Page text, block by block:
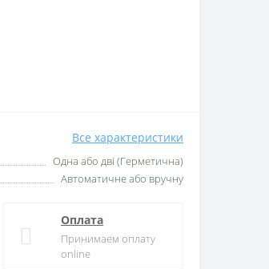
Все характеристики
Одна або дві (Герметична)
Автоматичне або вручну
Оплата
Принимаем оплату
online